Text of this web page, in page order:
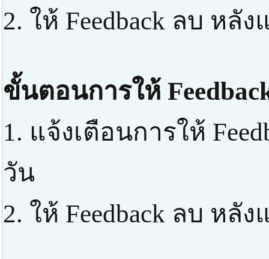
2. ให้ Feedback ลบ หลั
ขั้นตอนการให้
1. แจ้งเตือนการให้
วัน
2. ให้ Feedback ลบ หลั